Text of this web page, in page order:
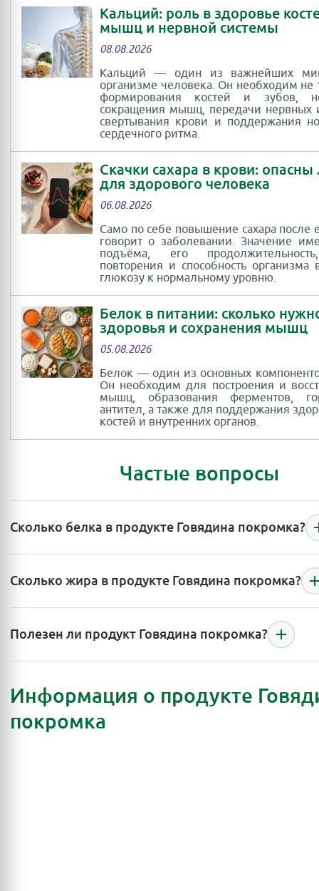
Кальций: роль в здоровье
мышц и нервной системы
08.08.2026
Кальций — один из важнейших
организме человека. Он необходим не
формирования костей и зубов,
сокращения мышц, передачи нервных
свертывания крови и поддержания
сердечного ритма.
Скачки сахара в крови: опасны
для здорового человека
06.08.2026
Само по себе повышение сахара после
говорит о заболевании. Значение
подъёма, его
повторения и способность организма
глюкозу к нормальному уровню.
Белок в питании: сколько
здоровья и сохранения мышц
05.08.2026
Белок — один из основных
Он необходим для построения и
мышц, образования ферментов,
антител, а также для поддержания
костей и внутренних органов.
Частые вопросы
Сколько белка в продукте Говядина покромка?
Сколько жира в продукте Говядина покромка?
Полезен ли продукт Говядина покромка?
Информация о продукте
покромка